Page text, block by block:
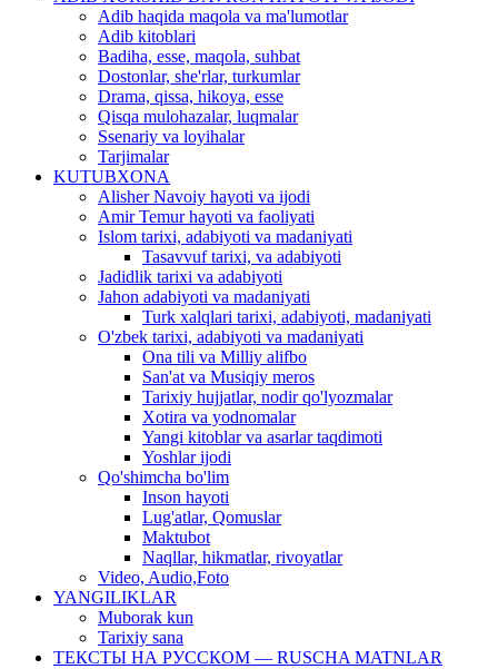
Adib haqida maqola va ma'lumotlar
Adib kitoblari
Badiha, esse, maqola, suhbat
Dostonlar, she'rlar, turkumlar
Drama, qissa, hikoya, esse
Qisqa mulohazalar, luqmalar
Ssenariy va loyihalar
Tarjimalar
KUTUBXONA
Alisher Navoiy hayoti va ijodi
Amir Temur hayoti va faoliyati
Islom tarixi, adabiyoti va madaniyati
Tasavvuf tarixi, va adabiyoti
Jadidlik tarixi va adabiyoti
Jahon adabiyoti va madaniyati
Turk xalqlari tarixi, adabiyoti, madaniyati
O'zbek tarixi, adabiyoti va madaniyati
Ona tili va Milliy alifbo
San'at va Musiqiy meros
Tarixiy hujjatlar, nodir qo'lyozmalar
Xotira va yodnomalar
Yangi kitoblar va asarlar taqdimoti
Yoshlar ijodi
Qo'shimcha bo'lim
Inson hayoti
Lug'atlar, Qomuslar
Maktubot
Naqllar, hikmatlar, rivoyatlar
Video, Audio,Foto
YANGILIKLAR
Muborak kun
Tarixiy sana
ТЕКСТЫ НА РУССКОМ — RUSCHA MATNLAR